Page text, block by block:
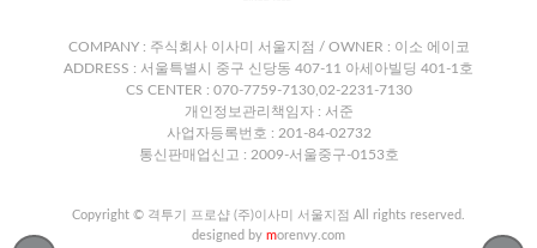
COMPANY : 주식회사 이사미 서울지점 / OWNER : 이소 에이코
ADDRESS : 서울특별시 중구 신당동 407-11 아세아빌딩 401-1호
CS CENTER : 070-7759-7130,02-2231-7130
개인정보관리책임자 : 서준
사업자등록번호 : 201-84-02732
통신판매업신고 : 2009-서울중구-0153호
Copyright © 격투기 프로샵 (주)이사미 서울지점 All rights reserved.
designed by morenvy.com